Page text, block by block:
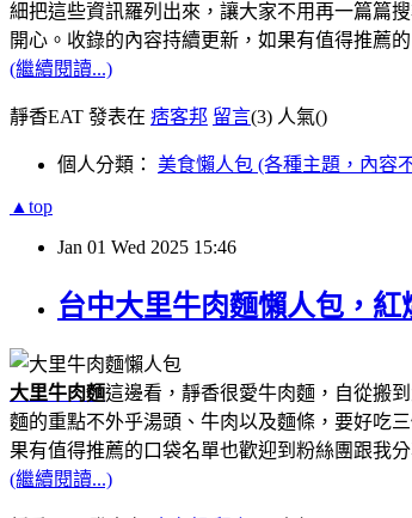
細把這些資訊羅列出來，讓大家不用再一篇篇
開心。收錄的內容持續更新，如果有值得推薦
(繼續閱讀...)
靜香EAT 發表在 痞客邦 留言(3) 人氣()
個人分類： 美食懶人包 (各種主題，內容
▲top
Jan 01 Wed 2025 15:46
台中大里牛肉麵懶人包，
大里牛肉麵這邊看，靜香很愛牛肉麵，自從搬
麵的重點不外乎湯頭、牛肉以及麵條，要好吃
果有值得推薦的口袋名單也歡迎到粉絲團跟我分
(繼續閱讀...)